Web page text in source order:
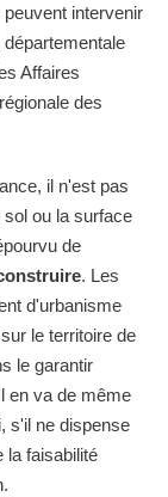
intervenir
Affaires
des
il n'est pas
ou la surface
de
. Les
d'urbanisme
le territoire de
le garantir
en va de même
s'il ne dispense
la faisabilité